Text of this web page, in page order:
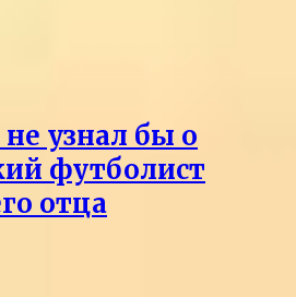
узнал бы о
футболист
отца